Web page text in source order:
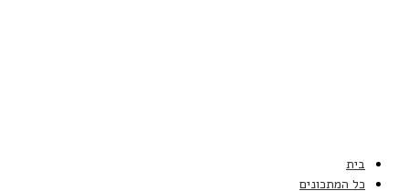
בית
כל המתכונים